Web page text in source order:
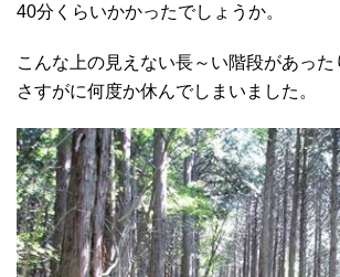
40分くらいかかったでしょうか。
こんな上の見えない長～い階段があった
さすがに何度か休んでしまいました。